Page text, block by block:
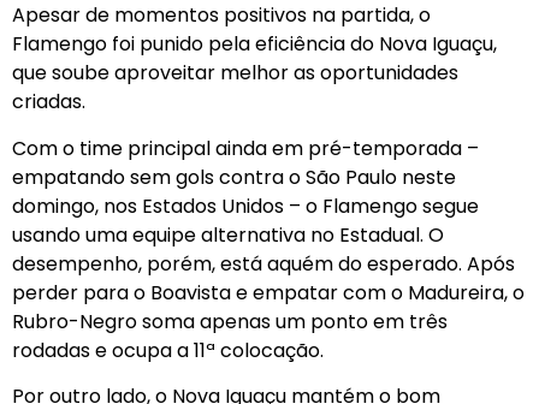
Apesar de momentos positivos na partida, o
Flamengo foi punido pela eficiência do Nova Iguaçu,
que soube aproveitar melhor as oportunidades
criadas.
Com o time principal ainda em pré-temporada –
empatando sem gols contra o São Paulo neste
domingo, nos Estados Unidos – o Flamengo segue
usando uma equipe alternativa no Estadual. O
desempenho, porém, está aquém do esperado. Após
perder para o Boavista e empatar com o Madureira, o
Rubro-Negro soma apenas um ponto em três
rodadas e ocupa a 11ª colocação.
Por outro lado, o Nova Iguaçu mantém o bom